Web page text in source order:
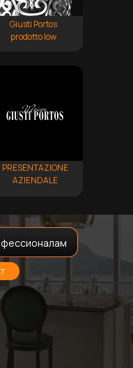
PRESENTAZIONE
AZIENDALE
Giusti Portos
prodotto low